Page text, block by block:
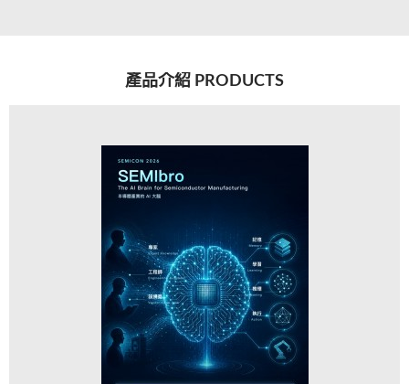
產品介紹 PRODUCTS